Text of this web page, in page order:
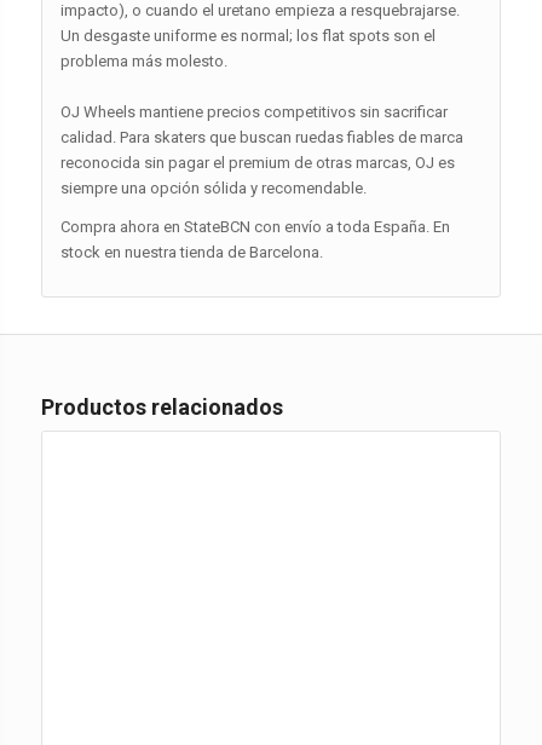
impacto), o cuando el uretano empieza a resquebrajarse.
Un desgaste uniforme es normal; los flat spots son el
problema más molesto.
OJ Wheels mantiene precios competitivos sin sacrificar
calidad. Para skaters que buscan ruedas fiables de marca
reconocida sin pagar el premium de otras marcas, OJ es
siempre una opción sólida y recomendable.
Compra ahora en StateBCN con envío a toda España. En
stock en nuestra tienda de Barcelona.
Productos relacionados